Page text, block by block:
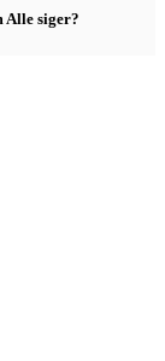
Alle siger?